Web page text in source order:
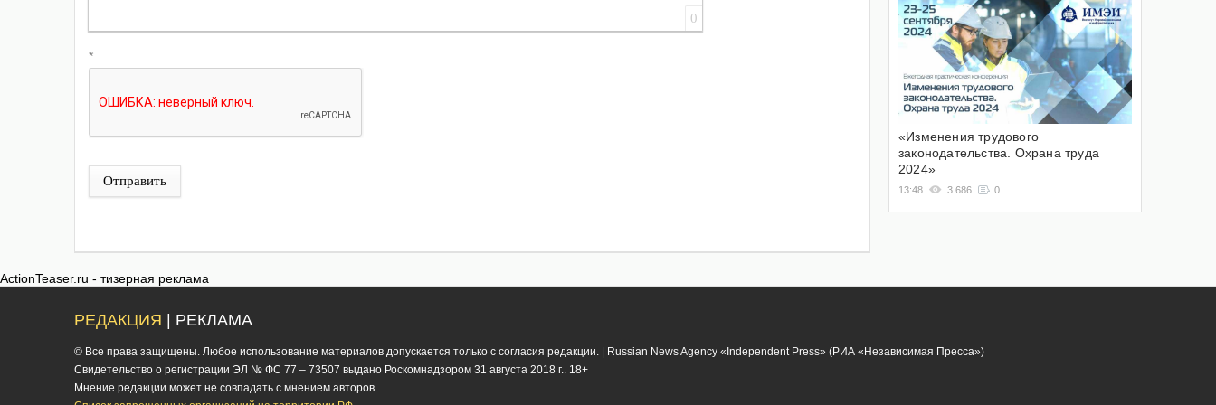
0
*
Отправить
«Изменения трудового
законодательства. Охрана труда
2024»
13:48 3 686 0
ActionTeaser.ru - тизерная реклама
РЕДАКЦИЯ | РЕКЛАМА
© Все права защищены. Любое использование материалов допускается только с согласия редакции. | Russian News Agency «Independent Press» (РИА «Независимая Пресса»)
Cвидетельство о регистрации ЭЛ № ФС 77 – 73507 выдано Роскомнадзором 31 августа 2018 г.. 18+
Мнение редакции может не совпадать с мнением авторов.